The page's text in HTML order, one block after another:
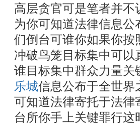
高层贪官可是笔者并
为你可知道法律信息
们倒台可谁你如果你
冲破鸟笼目标集中可
谁目标集中群众力量
乐城信息公布于全世界
可知道法律寄托于法
台所你手上关键罪行